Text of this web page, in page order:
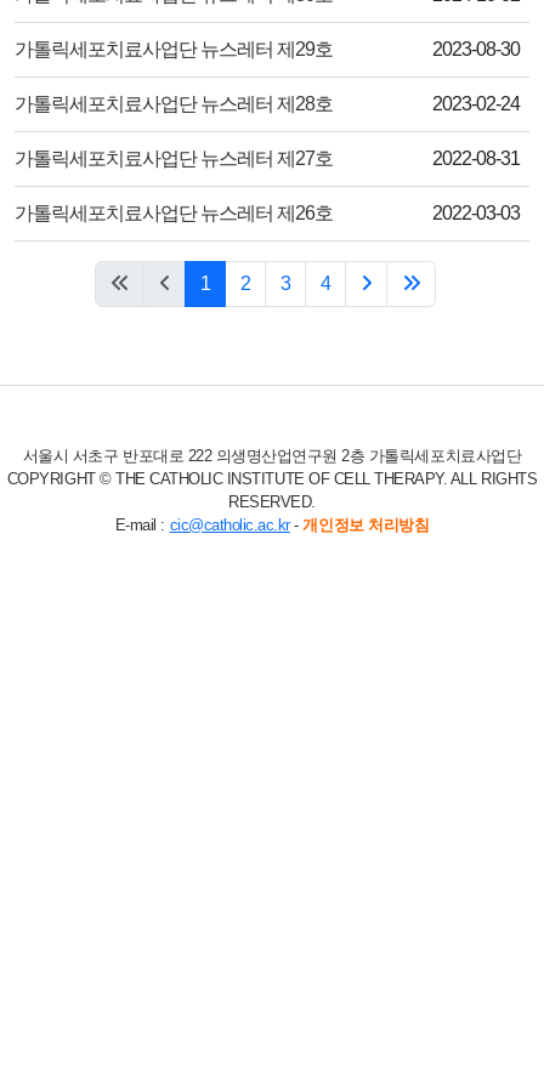
제목
가톨릭세포치료사업단 뉴스레터 제29호 작성일
2023-08-30
제목
가톨릭세포치료사업단 뉴스레터 제28호 작성일
2023-02-24
제목
가톨릭세포치료사업단 뉴스레터 제27호 작성일
2022-08-31
제목
가톨릭세포치료사업단 뉴스레터 제26호 작성일
2022-03-03
1 2 3 4
서울시 서초구 반포대로 222 의생명산업연구원 2층 가톨릭세포치료사업단
COPYRIGHT © THE CATHOLIC INSTITUTE OF CELL THERAPY. ALL RIGHTS
RESERVED.
E-mail : cic@catholic.ac.kr-개인정보 처리방침